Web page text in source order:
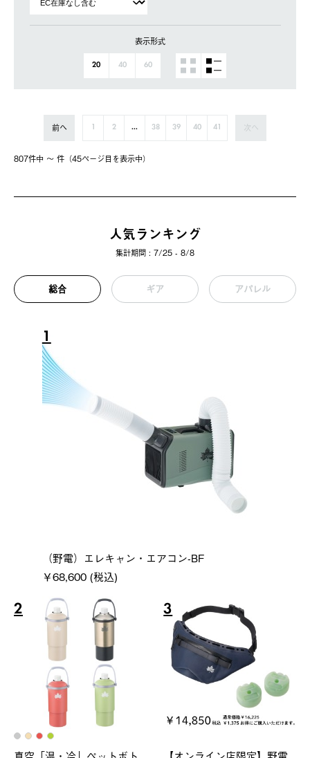
表示形式
20 40 60
807件中 〜 件（45ページ⽬を表⽰中）
前へ 1 2 ... 38 39 40 41 次へ
人気ランキング
集計期間 : 7/25 - 8/8
総合 ギア アパレル
1
（野電）エレキャン・エアコン-BF
￥68,600 (税込)
2 3